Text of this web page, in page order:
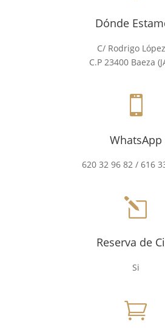
Dónde
C/ Rodrigo
C.P 23400 Baeza

WhatsApp
620 32 96 82 / 616
l
Reserva de
Si
